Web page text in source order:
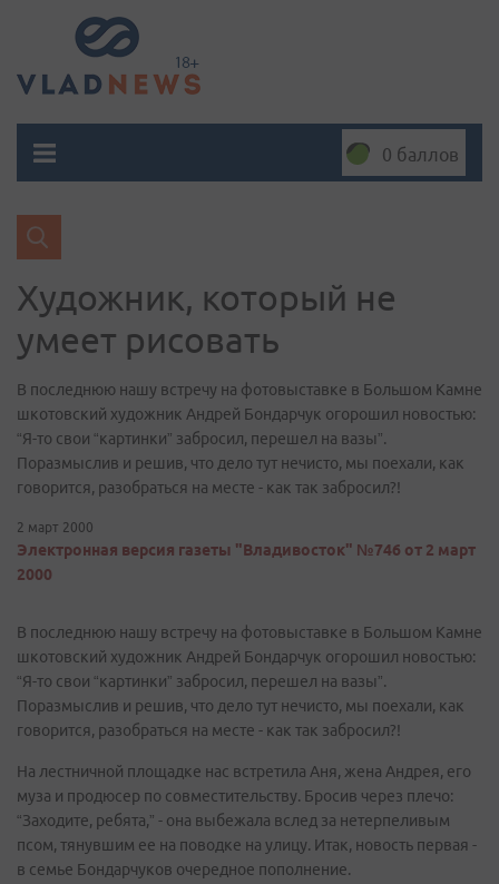
0 баллов
Художник, который не
умеет рисовать
В последнюю нашу встречу на фотовыставке в Большом Камне
шкотовский художник Андрей Бондарчук огорошил новостью:
“Я-то свои “картинки” забросил, перешел на вазы”.
Поразмыслив и решив, что дело тут нечисто, мы поехали, как
говорится, разобраться на месте - как так забросил?!
2 март 2000
Электронная версия газеты "Владивосток" №746 от 2 март
2000
В последнюю нашу встречу на фотовыставке в Большом Камне
шкотовский художник Андрей Бондарчук огорошил новостью:
“Я-то свои “картинки” забросил, перешел на вазы”.
Поразмыслив и решив, что дело тут нечисто, мы поехали, как
говорится, разобраться на месте - как так забросил?!
На лестничной площадке нас встретила Аня, жена Андрея, его
муза и продюсер по совместительству. Бросив через плечо:
“Заходите, ребята,” - она выбежала вслед за нетерпеливым
псом, тянувшим ее на поводке на улицу. Итак, новость первая -
в семье Бондарчуков очередное пополнение.